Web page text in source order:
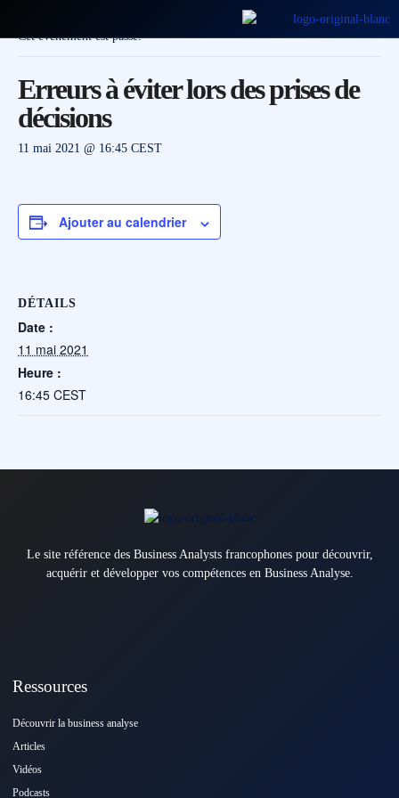
Cet évènement est passé.
Erreurs à éviter lors des prises de
décisions
11 mai 2021 @ 16:45 CEST
Ajouter au calendrier
DÉTAILS
Date :
11 mai 2021
Heure :
16:45 CEST
Le site référence des Business Analysts francophones pour découvrir,
acquérir et développer vos compétences en Business Analyse.
Ressources
Découvrir la business analyse
Articles
Vidéos
Podcasts